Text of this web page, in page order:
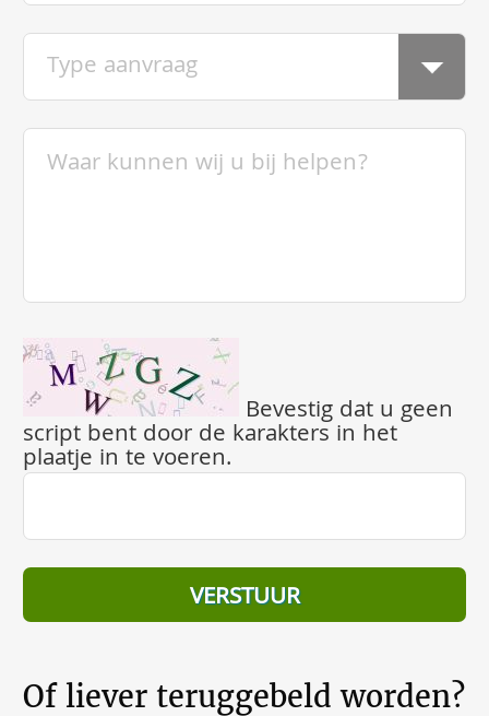
Bevestig dat u geen
script bent door de karakters in het
plaatje in te voeren.
Of liever teruggebeld worden?